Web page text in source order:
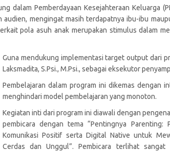
dalam Pemberdayaan Kesejahteraan Keluarga
audien, mengingat masih terdapatnya ibu-ibu
pola asuh anak merupakan stimulus dalam
Guna mendukung implementasi target output dari
Laksmadita, S.Psi., M.Psi., sebagai eksekutor
Pembelajaran dalam program ini dikemas dengan
menghindari model pembelajaran yang monoton.
Kegiatan inti dari program ini diawali dengan
pembicara dengan tema “Pentingnya Parenting:
Komunikasi Positif serta Digital Native untuk
Cerdas dan Unggul”. Pembicara terlihat sangat